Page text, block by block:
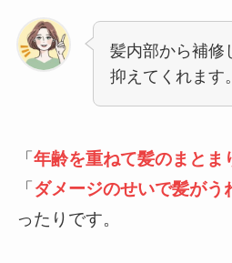
髪内部から補修
抑えてくれます。
「 年齢を重ねて髪のまとま
「 ダメージのせいで髪がう
ったりです。